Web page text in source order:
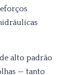
alto padrão
— tanto